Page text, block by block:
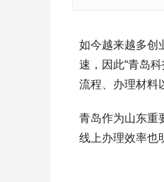
如今越来越多创
速，因此“青岛
流程、办理材料
青岛作为山东重
线上办理效率也